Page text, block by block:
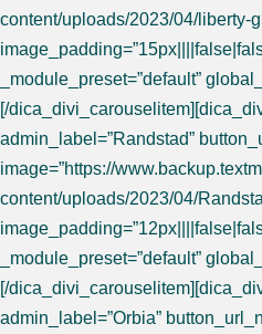
content/uploads/2023/04/liberty-
_module_preset=”default”
[/
admin_label=”Randstad”
image=”https://
content/uploads/2023/04/
_module_preset=”default”
[/
admin_label=”Orbia”